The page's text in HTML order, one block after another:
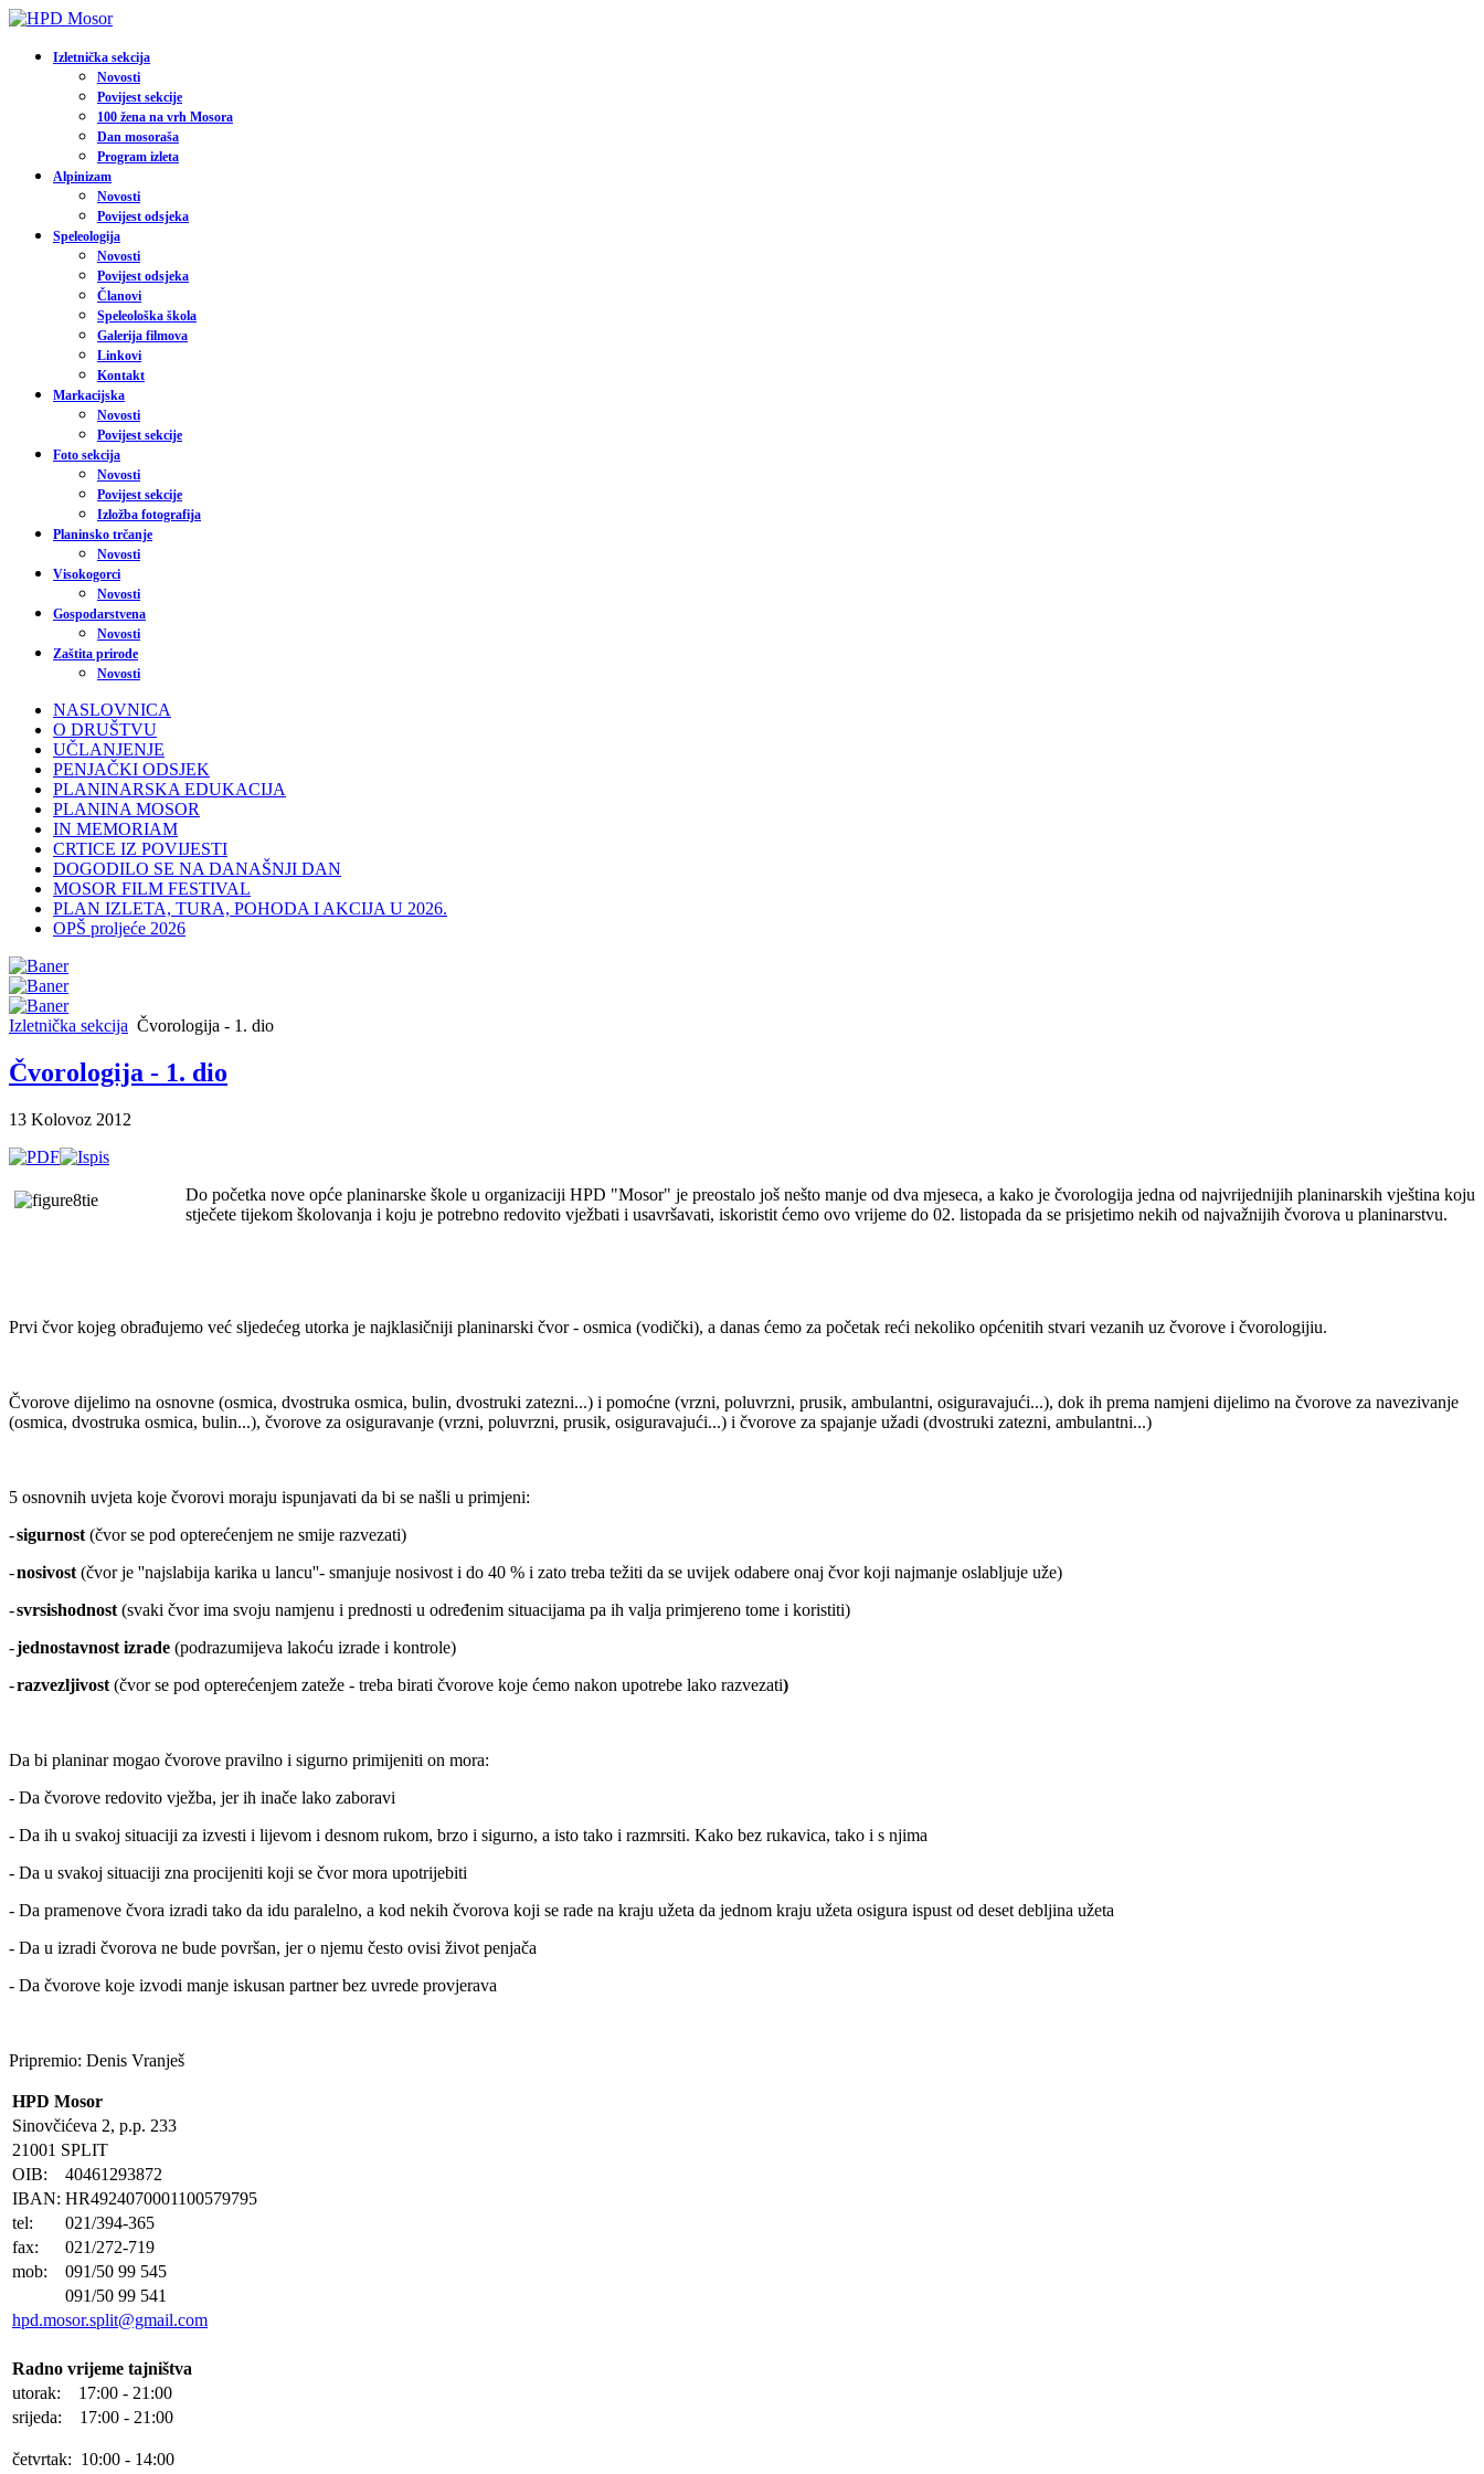
Izletnička sekcija
Novosti
Povijest sekcije
100 žena na vrh Mosora
Dan mosoraša
Program izleta
Alpinizam
Novosti
Povijest odsjeka
Speleologija
Novosti
Povijest odsjeka
Članovi
Speleološka škola
Galerija filmova
Linkovi
Kontakt
Markacijska
Novosti
Povijest sekcije
Foto sekcija
Novosti
Povijest sekcije
Izložba fotografija
Planinsko trčanje
Novosti
Visokogorci
Novosti
Gospodarstvena
Novosti
Zaštita prirode
Novosti
NASLOVNICA
O DRUŠTVU
UČLANJENJE
PENJAČKI ODSJEK
PLANINARSKA EDUKACIJA
PLANINA MOSOR
IN MEMORIAM
CRTICE IZ POVIJESTI
DOGODILO SE NA DANAŠNJI DAN
MOSOR FILM FESTIVAL
PLAN IZLETA, TURA, POHODA I AKCIJA U 2026.
OPŠ proljeće 2026
Izletnička sekcija Čvorologija - 1. dio
Čvorologija - 1. dio
13 Kolovoz 2012
Do početka nove opće planinarske škole u organizaciji HPD "Mosor" je preostalo još nešto manje od dva mjeseca, a kako je čvorologija jedna od najvrijednijih planinarskih vještina koju
stječete tijekom školovanja i koju je potrebno redovito vježbati i usavršavati, iskoristit ćemo ovo vrijeme do 02. listopada da se prisjetimo nekih od najvažnijih čvorova u planinarstvu.
Prvi čvor kojeg obrađujemo već sljedećeg utorka je najklasičniji planinarski čvor - osmica (vodički), a danas ćemo za početak reći nekoliko općenitih stvari vezanih uz čvorove i čvorologijiu.
Čvorove dijelimo na osnovne (osmica, dvostruka osmica, bulin, dvostruki zatezni...) i pomoćne (vrzni, poluvrzni, prusik, ambulantni, osiguravajući...), dok ih prema namjeni dijelimo na čvorove za navezivanje
(osmica, dvostruka osmica, bulin...), čvorove za osiguravanje (vrzni, poluvrzni, prusik, osiguravajući...) i čvorove za spajanje užadi (dvostruki zatezni, ambulantni...)
5 osnovnih uvjeta koje čvorovi moraju ispunjavati da bi se našli u primjeni:
-sigurnost (čvor se pod opterećenjem ne smije razvezati)
-nosivost (čvor je ''najslabija karika u lancu''- smanjuje nosivost i do 40 % i zato treba težiti da se uvijek odabere onaj čvor koji najmanje oslabljuje uže)
-svrsishodnost (svaki čvor ima svoju namjenu i prednosti u određenim situacijama pa ih valja primjereno tome i koristiti)
-jednostavnost izrade (podrazumijeva lakoću izrade i kontrole)
-razvezljivost (čvor se pod opterećenjem zateže - treba birati čvorove koje ćemo nakon upotrebe lako razvezati)
Da bi planinar mogao čvorove pravilno i sigurno primijeniti on mora:
- Da čvorove redovito vježba, jer ih inače lako zaboravi
- Da ih u svakoj situaciji za izvesti i lijevom i desnom rukom, brzo i sigurno, a isto tako i razmrsiti. Kako bez rukavica, tako i s njima
- Da u svakoj situaciji zna procijeniti koji se čvor mora upotrijebiti
- Da pramenove čvora izradi tako da idu paralelno, a kod nekih čvorova koji se rade na kraju užeta da jednom kraju užeta osigura ispust od deset debljina užeta
- Da u izradi čvorova ne bude površan, jer o njemu često ovisi život penjača
- Da čvorove koje izvodi manje iskusan partner bez uvrede provjerava
Pripremio: Denis Vranješ
HPD Mosor
Sinovčićeva 2, p.p. 233
21001 SPLIT
OIB:
40461293872
IBAN: HR4924070001100579795
tel:
021/394-365
fax:
021/272-719
mob:
091/50 99 545
091/50 99 541
hpd.mosor.split@gmail.com
Radno vrijeme tajništva
utorak: 17:00 - 21:00
srijeda: 17:00 - 21:00
četvrtak: 10:00 - 14:00